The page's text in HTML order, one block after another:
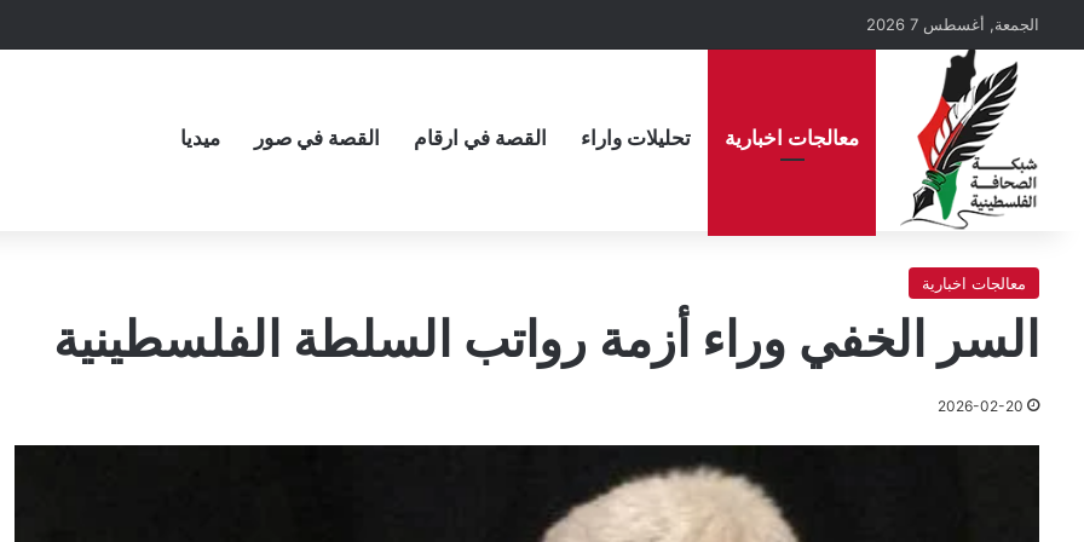
الجمعة, أغسطس 7 2026
معالجات اخبارية تحليلات واراء القصة في ارقام القصة في صور ميديا
معالجات اخبارية
السر الخفي وراء أزمة رواتب السلطة الفلسطينية
2026-02-20